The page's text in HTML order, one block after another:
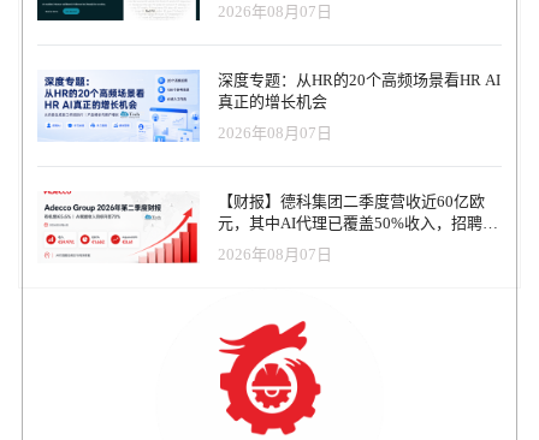
2026年08月07日
深度专题：从HR的20个高频场景看HR AI
真正的增长机会
2026年08月07日
【财报】德科集团二季度营收近60亿欧
元，其中AI代理已覆盖50%收入，招聘服
务进入运营重构阶段
2026年08月07日